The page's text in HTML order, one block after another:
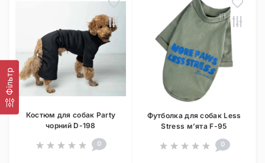
Фільтр
Костюм для собак Party
чорний D-198
0
Футболка для собак Less
Stress м’ята F-95
0